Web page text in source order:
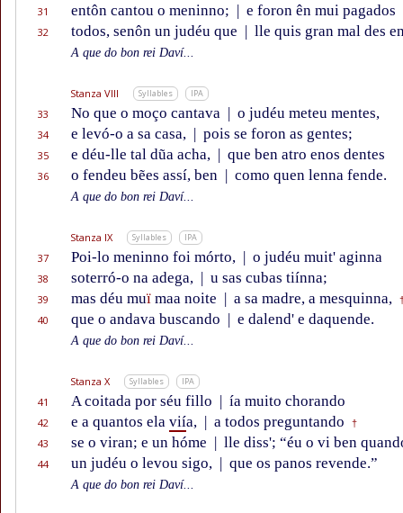
31 entôn cantou o meninno; | e foron ên mui pagados
32 todos, senôn un judéu que | lle quis gran mal des
A que do bon rei Daví...
Stanza VIII Syllables IPA
33 No que o moço cantava | o judéu meteu mentes,
34 e levó-o a sa casa, | pois se foron as gentes;
35 e déu-lle tal dũa acha, | que ben atro enos dentes
36 o fendeu bẽes assí, ben | como quen lenna fende.
A que do bon rei Daví...
Stanza IX Syllables IPA
37 Poi-lo meninno foi mórto, | o judéu muit' aginna
38 soterró-o na adega, | u sas cubas tiínna;
39 mas déu muï maa noite | a sa madre, a mesquinna,
40 que o andava buscando | e dalend' e daquende.
A que do bon rei Daví...
Stanza X Syllables IPA
41 A coitada por séu fillo | ía muito chorando
42 e a quantos ela viía, | a todos preguntando †
43 se o viran; e un hóme | lle diss'; “éu o vi ben
44 un judéu o levou sigo, | que os panos revende.”
A que do bon rei Daví...